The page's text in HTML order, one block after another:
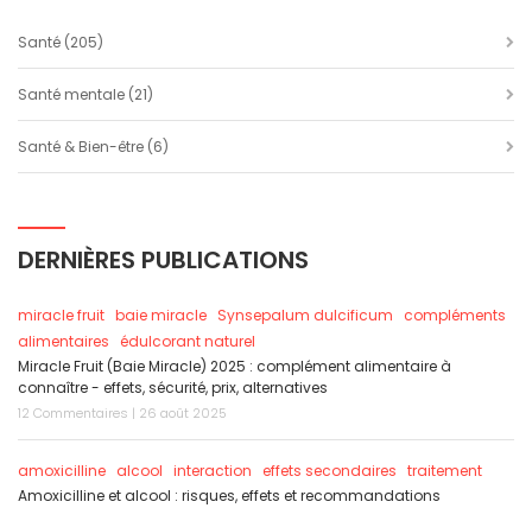
Santé (205)
Santé mentale (21)
Santé & Bien-être (6)
DERNIÈRES PUBLICATIONS
miracle fruit baie miracle Synsepalum dulcificum
compléments
alimentaires
édulcorant naturel
Miracle Fruit (Baie Miracle) 2025 : complément alimentaire à
connaître - effets, sécurité, prix, alternatives
12 Commentaires | 26 août 2025
amoxicilline alcool interaction effets secondaires traitement
Amoxicilline et alcool : risques, effets et recommandations